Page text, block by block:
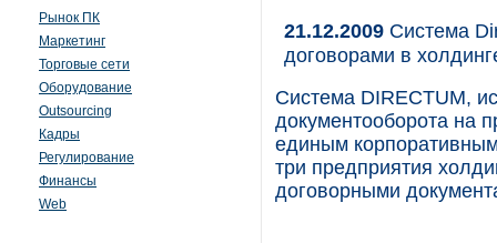
Рынок ПК
Маркетинг
Торговые сети
Оборудование
Outsourcing
Кадры
Регулирование
Финансы
Web
21.12.2009 Система
договорами в
Система DIRECTUM,
документооборота на
единым
три предприятия
договорными